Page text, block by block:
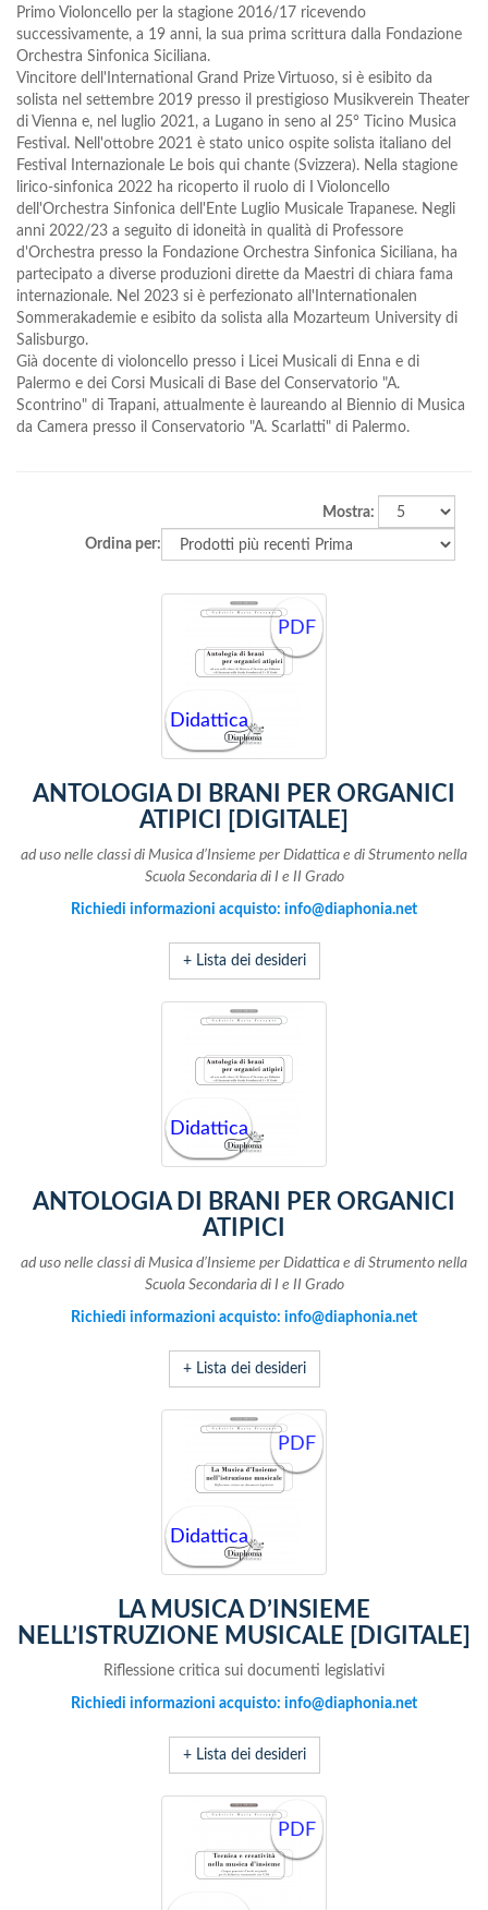
Primo Violoncello per la stagione 2016/17 ricevendo
successivamente, a 19 anni, la sua prima scrittura dalla Fondazione
Orchestra Sinfonica Siciliana.
Vincitore dell'International Grand Prize Virtuoso, si è esibito da
solista nel settembre 2019 presso il prestigioso Musikverein Theater
di Vienna e, nel luglio 2021, a Lugano in seno al 25° Ticino Musica
Festival. Nell'ottobre 2021 è stato unico ospite solista italiano del
Festival Internazionale Le bois qui chante (Svizzera). Nella stagione
lirico-sinfonica 2022 ha ricoperto il ruolo di I Violoncello
dell'Orchestra Sinfonica dell'Ente Luglio Musicale Trapanese. Negli
anni 2022/23 a seguito di idoneità in qualità di Professore
d'Orchestra presso la Fondazione Orchestra Sinfonica Siciliana, ha
partecipato a diverse produzioni dirette da Maestri di chiara fama
internazionale. Nel 2023 si è perfezionato all'Internationalen
Sommerakademie e esibito da solista alla Mozarteum University di
Salisburgo.
Già docente di violoncello presso i Licei Musicali di Enna e di
Palermo e dei Corsi Musicali di Base del Conservatorio "A.
Scontrino" di Trapani, attualmente è laureando al Biennio di Musica
da Camera presso il Conservatorio "A. Scarlatti" di Palermo.
Mostra:
Ordina per:
PDF
Didattica
ANTOLOGIA DI BRANI PER ORGANICI
ATIPICI [DIGITALE]
ad uso nelle classi di Musica d’Insieme per Didattica e di Strumento nella
Scuola Secondaria di I e II Grado
Richiedi informazioni acquisto: info@diaphonia.net
+ Lista dei desideri
Didattica
ANTOLOGIA DI BRANI PER ORGANICI
ATIPICI
ad uso nelle classi di Musica d’Insieme per Didattica e di Strumento nella
Scuola Secondaria di I e II Grado
Richiedi informazioni acquisto: info@diaphonia.net
+ Lista dei desideri
PDF
Didattica
LA MUSICA D’INSIEME
NELL’ISTRUZIONE MUSICALE [DIGITALE]
Riflessione critica sui documenti legislativi
Richiedi informazioni acquisto: info@diaphonia.net
+ Lista dei desideri
PDF